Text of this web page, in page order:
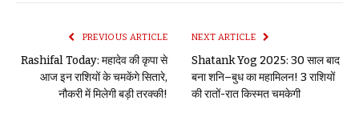
PREVIOUS ARTICLE
Rashifal Today: महादेव की कृपा से
आज इन राशियों के चमकेंगे सितारे,
नौकरी में मिलेगी बड़ी तरक्की!
NEXT ARTICLE
Shatank Yog 2025: 30 साल बाद
बना शनि–बुध का महामिलन! 3 राशियों
की रातों-रात किस्मत चमकेगी